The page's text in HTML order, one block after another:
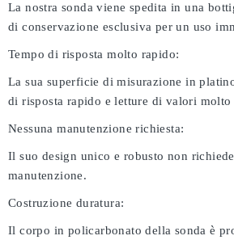
La nostra sonda viene spedita in una
di conservazione esclusiva per un uso
Tempo di risposta molto rapido:
La sua superficie di misurazione in
di risposta rapido e letture di valori molto
Nessuna manutenzione richiesta:
Il suo design unico e robusto non
manutenzione.
Costruzione duratura:
Il corpo in policarbonato della sonda è